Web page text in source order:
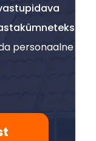
personaalne